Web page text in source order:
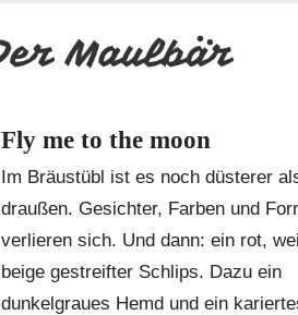
Fly me to the moon
Im Bräustübl ist es noch düsterer
draußen. Gesichter, Farben und
verlieren sich. Und dann: ein rot,
beige gestreifter Schlips. Dazu ein
dunkelgraues Hemd und ein